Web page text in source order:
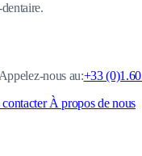
Appelez-nous au:+33
À propos de nous